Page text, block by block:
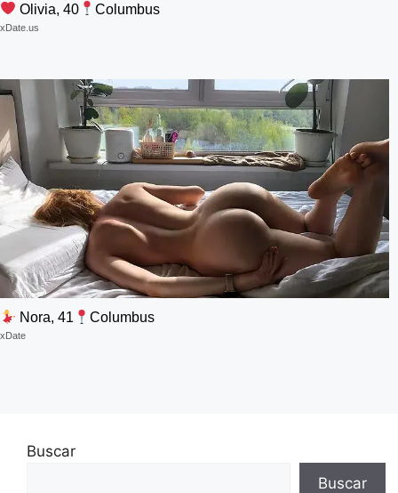
Olivia, 40 Columbus
xDate.us
Nora, 41 Columbus
xDate
Buscar
Buscar